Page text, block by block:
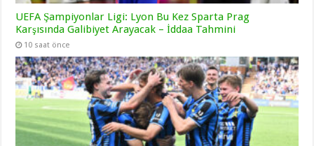
UEFA Şampiyonlar Ligi: Lyon Bu Kez Sparta Prag
Karşısında Galibiyet Arayacak – İddaa Tahmini
10 saat önce